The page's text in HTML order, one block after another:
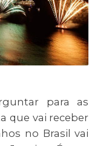
para as
que vai receber
no Brasil vai